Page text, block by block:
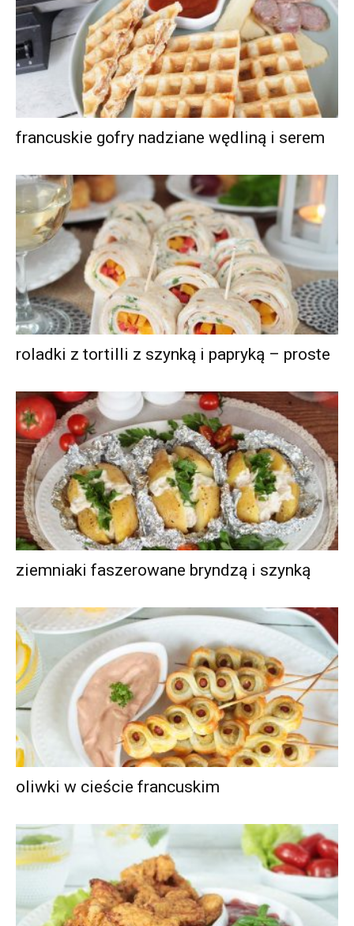
francuskie gofry nadziane wędliną i serem
roladki z tortilli z szynką i papryką – proste
ziemniaki faszerowane bryndzą i szynką
oliwki w cieście francuskim